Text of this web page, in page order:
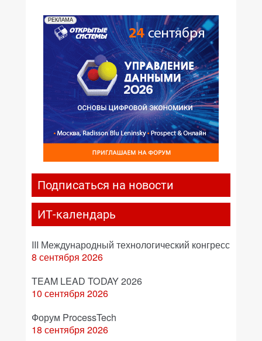
РЕКЛАМА
Подписаться на новости
ИТ-календарь
III Международный технологический конгресс
8 сентября 2026
TEAM LEAD TODAY 2026
10 сентября 2026
Форум ProcessTech
18 сентября 2026